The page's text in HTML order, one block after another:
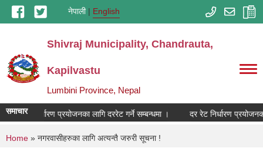
Skip to main contentनेपाली English
Shivraj Municipality, Chandrauta,
Kapilvastu
Lumbini Province, Nepal
समाचार
दर रेट निर्धारण प्रयोजनका लागि दररेट गर्ने सम्बन्धमा । दर रेट निर्धारण
You are here
Home » नगरवासीहरुका लागि अत्यन्तै जरुरी सूचना !